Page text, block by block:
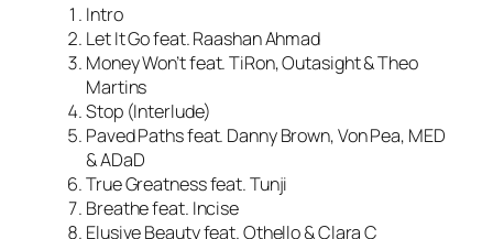
Intro
Let It Go feat. Raashan Ahmad
Money Won’t feat. TiRon, Outasight & Theo
Martins
Stop (Interlude)
Paved Paths feat. Danny Brown, Von Pea, MED
& ADaD
True Greatness feat. Tunji
Breathe feat. Incise
Elusive Beauty feat. Othello & Clara C